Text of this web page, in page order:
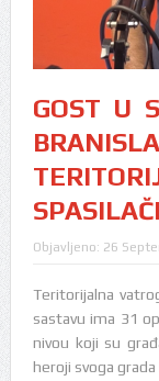
GOST U
Objavljeno: 26
Teritorijalna
sastavu ima 31
nivou koji su
heroji svoga